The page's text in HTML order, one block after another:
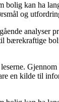
kan ha
og
analyser
en kilde til